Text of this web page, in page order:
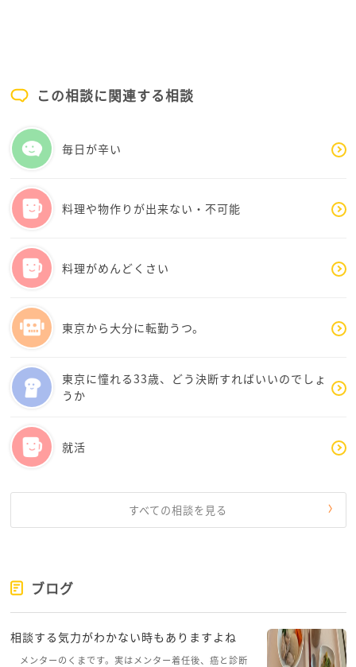
１割の感動のために日々９割大変なのだなと思います
が、その１割はとてもいいものです。
自分の時間も大切にして、日々お過ごしください。
この相談に関連する相談
毎日が辛い
料理や物作りが出来ない・不可能
料理がめんどくさい
東京から大分に転勤うつ。
東京に憧れる33歳、どう決断すればいいのでしょ
うか
就活
すべての相談を見る
ブログ
相談する気力がわかない時もありますよね
メンターのくまです。実はメンター着任後、癌と診断